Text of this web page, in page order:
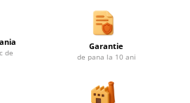
de
Garantie
de pana la 10 ani